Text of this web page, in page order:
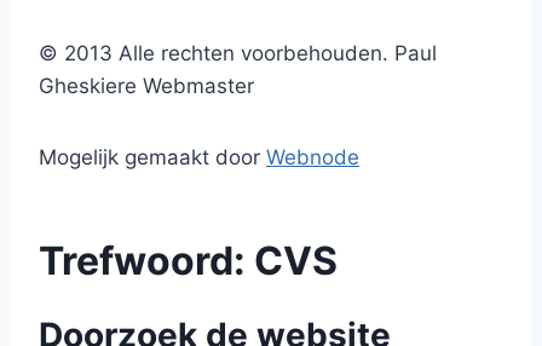
© 2013 Alle rechten voorbehouden. Paul
Gheskiere Webmaster
Mogelijk gemaakt door Webnode
Trefwoord: CVS
Doorzoek de website